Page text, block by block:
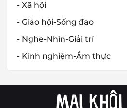
- Xã hội
- Giáo hội-Sống đạo
- Nghe-Nhìn-Giải trí
- Kinh nghiệm-Ẩm thực